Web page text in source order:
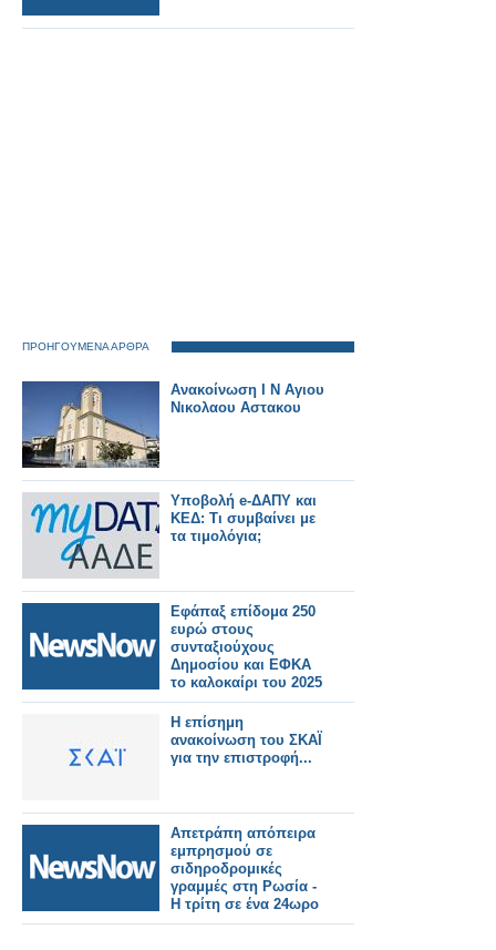
ΠΡΟΗΓΟΥΜΕΝΑ ΑΡΘΡΑ
Ανακοίνωση Ι Ν Αγιου
Νικολαου Αστακου
Υποβολή e-ΔΑΠΥ και
ΚΕΔ: Τι συμβαίνει με
τα τιμολόγια;
Εφάπαξ επίδομα 250
ευρώ στους
συνταξιούχους
Δημοσίου και ΕΦΚΑ
το καλοκαίρι του 2025
Η επίσημη
ανακοίνωση του ΣΚΑΪ
για την επιστροφή...
Απετράπη απόπειρα
εμπρησμού σε
σιδηροδρομικές
γραμμές στη Ρωσία -
Η τρίτη σε ένα 24ωρο